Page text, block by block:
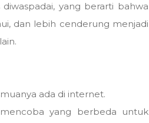
yang berarti bahwa
dan lebih cenderung menjadi
ada di internet.
yang berbeda untuk